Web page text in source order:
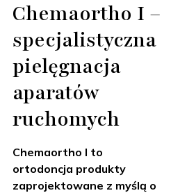
Chemaortho I –
specjalistyczna
pielęgnacja
aparatów
ruchomych
Chemaortho I to
ortodoncja produkty
zaprojektowane z myślą o